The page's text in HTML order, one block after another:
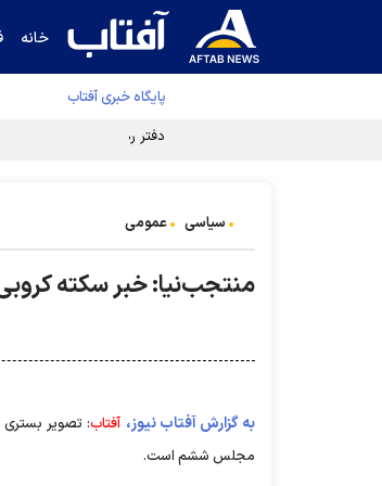
خانه
پایگاه خبری آفتاب
دفتر رهبر انقلاب ادعای
سیاسی عمومی
منتجب‌نیا: خبر سکته
به گزارش آفتاب نیوز، آفتاب: تصویر
مجلس ششم است.